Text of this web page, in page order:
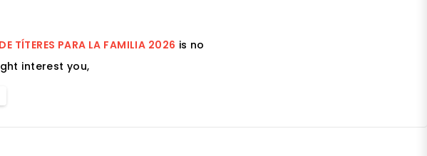
TÍTERES PARA LA FAMILIA 2026 is no
interest you,